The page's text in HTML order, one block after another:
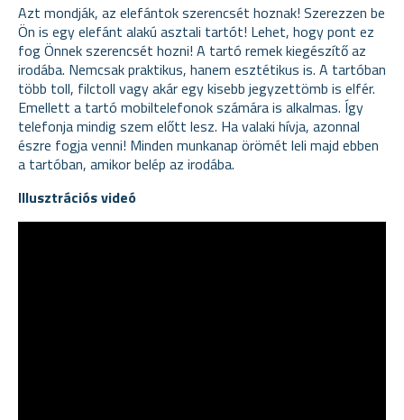
Azt mondják, az elefántok szerencsét hoznak! Szerezzen be
Ön is egy elefánt alakú asztali tartót! Lehet, hogy pont ez
fog Önnek szerencsét hozni! A tartó remek kiegészítő az
irodába. Nemcsak praktikus, hanem esztétikus is. A tartóban
több toll, filctoll vagy akár egy kisebb jegyzettömb is elfér.
Emellett a tartó mobiltelefonok számára is alkalmas. Így
telefonja mindig szem előtt lesz. Ha valaki hívja, azonnal
észre fogja venni! Minden munkanap örömét leli majd ebben
a tartóban, amikor belép az irodába.
Illusztrációs videó